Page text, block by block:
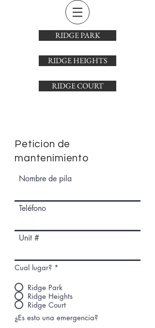
RIDGE PARK
RIDGE HEIGHTS
RIDGE COURT
Peticion de
mantenimiento
Nombre de pila
Teléfono
Unit #
Cual lugar? *
Ridge Park
Ridge Heights
Ridge Court
¿Es esto una emergencia?